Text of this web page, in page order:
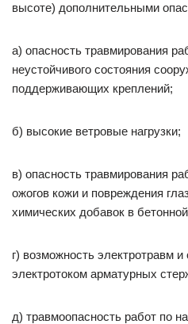
высоте) дополнительными
а) опасность травмирования
неустойчивого состояния
поддерживающих креплений;
б) высокие ветровые нагрузки;
в) опасность травмирования
ожогов кожи и повреждения
химических добавок в
г) возможность электротравм и
электротоком арматурных
д) травмоопасность работ по